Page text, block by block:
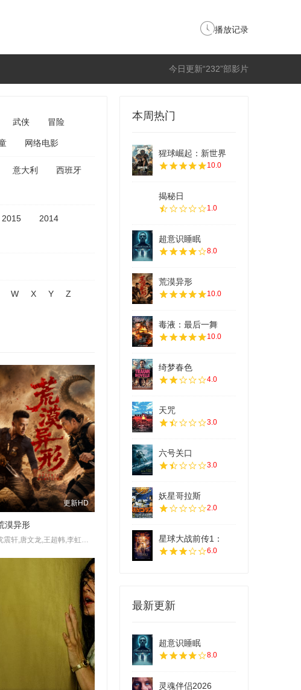
播放记录
今日更新“232”部影片
武侠 冒险
网络电影
意大利 西班牙
2015 2014
W X Y
Z
更新HD
漠异形
沈震轩,唐文龙,王超帏,李虹辰,覃文静,刘芮侨
本周热门
猩球崛起：新世界
10.0
揭秘日
1.0
超意识睡眠
8.0
荒漠异形
10.0
毒液：最后一舞
10.0
绮梦春色
4.0
天咒
3.0
六号关口
3.0
妖星哥拉斯
2.0
星球大战前传1：
6.0
最新更新
超意识睡眠
8.0
灵魂伴侣2026